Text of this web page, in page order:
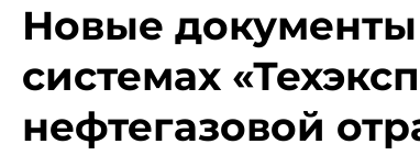
Новые документы
системах
нефтегазовой